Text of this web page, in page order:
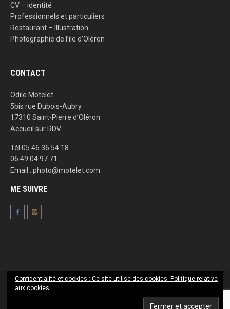
CV – identité
Professionnels et particuliers
Restaurant – Illustration
Photographie de l’ile d’Oléron
CONTACT
Odile Motelet
5bis rue Dubois-Aubry
17310 Saint-Pierre d’Oléron
Accueil sur RDV
Tél 05 46 36 54 18
06 49 04 97 71
Email : photo@motelet.com
ME SUIVRE
Confidentialité et cookies : Ce site utilise des cookies. Politique relative
aux cookies